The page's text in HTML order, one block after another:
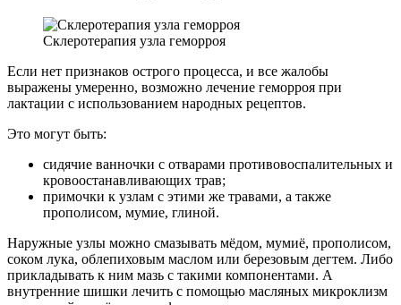
Склеротерапия узла геморроя
Если нет признаков острого процесса, и все жалобы
выражены умеренно, возможно лечение геморроя при
лактации с использованием народных рецептов.
Это могут быть:
сидячие ванночки с отварами противовоспалительных и
кровоостанавливающих трав;
примочки к узлам с этими же травами, а также
прополисом, мумие, глиной.
Наружные узлы можно смазывать мёдом, мумиё, прополисом,
соком лука, облепиховым маслом или березовым дегтем. Либо
прикладывать к ним мазь с такими компонентами. А
внутренние шишки лечить с помощью масляных микроклизм